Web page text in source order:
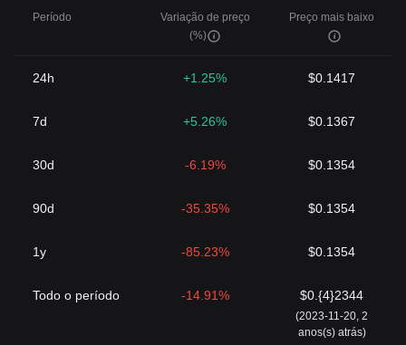
Período
Variação de preço
(%)
Preço mais baixo
24h +1.25% $0.1417
7d +5.26% $0.1367
30d -6.19% $0.1354
90d -35.35% $0.1354
1y -85.23% $0.1354
Todo o período -14.91% $0.{4}2344
(2023-11-20, 2
anos(s) atrás)